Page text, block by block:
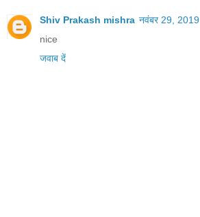
Shiv Prakash mishra नवंबर 29, 2019
nice
जवाब दें